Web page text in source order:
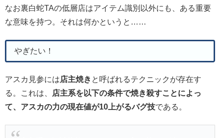
なお裏白蛇TAの低層店はアイテム識別以外にも、ある重要
な意味を持つ。それは何かというと……
やぎたい！
アスカ見参には店主焼き と呼ばれるテクニックが存在す
る。これは、
店主系を以下の条件で焼き殺すことによっ
て、アスカの力の現在値が10上がるバグ技である。